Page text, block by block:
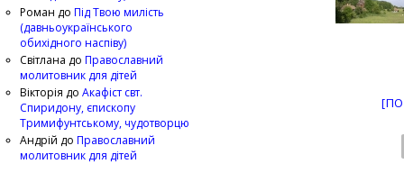
Роман до Під Твою милість
(давньоукраїнського
обихідного наспіву)
Світлана до Православний
молитовник для дітей
Вікторія до Акафіст свт.
Спиридону, єпископу
Тримифунтському, чудотворцю
Андрій до Православний
молитовник для дітей